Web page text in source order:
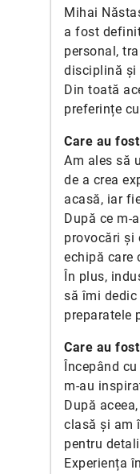
Mihai
a fost
personal,
disciplină și
Din toată
preferințe
Care au
Am ales să
de a crea
acasă, iar
După ce m-
provocări și
echipă care
În plus,
să îmi dedic
preparatele
Care au
Începând
m-au
După
clasă și am
pentru
Experiența